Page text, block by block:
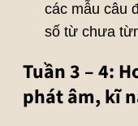
các mẫu câu
số từ chưa
Tuần 3 – 4:
phát âm, kĩ